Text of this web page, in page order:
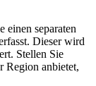
einen separaten
Dieser wird
Stellen Sie
Region anbietet,